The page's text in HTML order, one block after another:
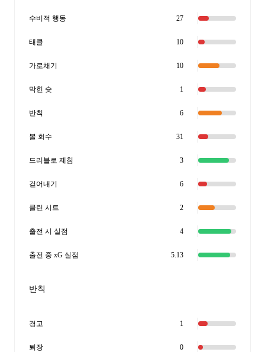
수비적 행동 27
태클 10
가로채기 10
막힌 슛 1
반칙 6
볼 회수 31
드리블로 제침 3
걷어내기 6
클린 시트 2
출전 시 실점 4
출전 중 xG 실점 5.13
반칙
경고 1
퇴장 0